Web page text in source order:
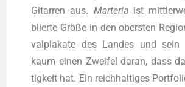
Gitar­ren aus. Mar­te­riaist
blier­te Grö­ße in den obers­ten
val­pla­ka­te des Lan­des und
kaum einen Zwei­fel dar­an, dass
tig­keit hat. Ein reich­hal­ti­ges